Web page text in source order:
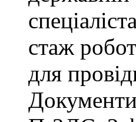
стаж
для